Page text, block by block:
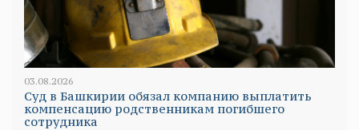
03.08.2026
Суд в Башкирии обязал компанию выплатить
компенсацию родственникам погибшего
сотрудника